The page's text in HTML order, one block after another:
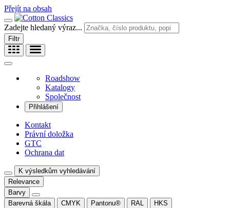
Přejít na obsah
Zadejte hledaný výraz...
Filtr
Roadshow
Katalogy
Společnost
Přihlášení
Kontakt
Právní doložka
GTC
Ochrana dat
K výsledkům vyhledávání
Relevance
Barvy
Barevná škála
CMYK Pantonu® RAL HKS